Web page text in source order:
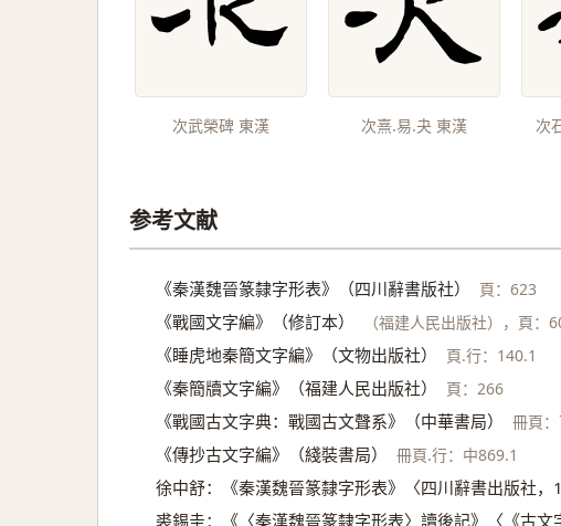
次武榮碑 東漢 次熹.易.夬 東漢 次
参考文献
《秦漢魏晉篆隸字形表》（四川辭書版社） 頁：623
《戰國文字編》（修訂本） （福建人民出版社），頁：
《睡虎地秦簡文字編》（文物出版社） 頁.行：140.1
《秦簡牘文字編》（福建人民出版社） 頁：266
《戰國古文字典：戰國古文聲系》（中華書局） 冊頁
《傳抄古文字編》（綫裝書局） 冊頁.行：中869.1
徐中舒：《秦漢魏晉篆隸字形表》〈四川辭書出版社，
裘錫圭：《〈秦漢魏晉篆隸字形表〉讀後記》〈《古文